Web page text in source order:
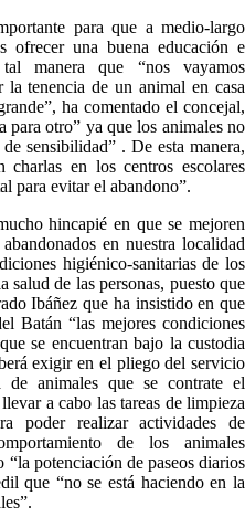
para que a medio-largo
ofrecer una buena educación e
manera que “nos vayamos
tenencia de un animal en casa
ha comentado el concejal,
para otro” ya que los animales no
sensibilidad” . De esta manera,
en los centros escolares
para evitar el abandono”.
hincapié en que se mejoren
en nuestra localidad
higiénico-sanitarias de los
salud de las personas, puesto que
Ibáñez que ha insistido en que
Batán “las mejores condiciones
se encuentran bajo la custodia
exigir en el pliego del servicio
animales que se contrate el
a cabo las tareas de limpieza
poder realizar actividades de
de los animales
potenciación de paseos diarios
que “no se está haciendo en la